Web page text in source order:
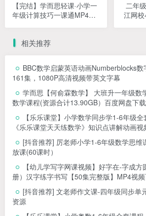
【完结】学而思轻课·小学一
年级计算技巧一课通MP4视
二年
江网
相关推荐
BBC数学启蒙英语动画Numberblocks
161集，1080P高清视频带英文字幕
学而思【何俞霖数学】 大班升一年级数
数学课程(资源合计13.90GB）百度网盘下载
【乐乐课堂】小学数学同步学1-6年级
《乐乐课堂天天练数学》知识点讲解动画视
[抖音推荐] 厉老师小学1-6年级数学思维
放课(60课时）
【幼儿学写字网课视频】好字在-字成
册）汉字练字书写【50集完整版】MP4视
[抖音推荐] 文老师作文课-四年级同步单
资源